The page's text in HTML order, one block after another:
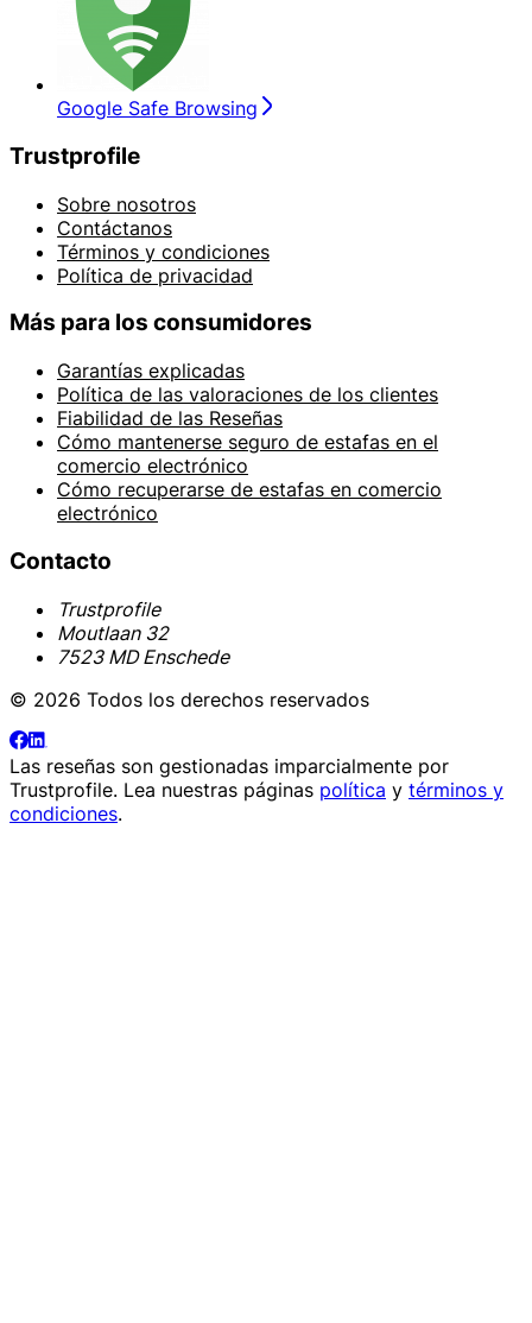
Google Safe Browsing
Trustprofile
Sobre nosotros
Contáctanos
Términos y condiciones
Política de privacidad
Más para los consumidores
Garantías explicadas
Política de las valoraciones de los clientes
Fiabilidad de las Reseñas
Cómo mantenerse seguro de estafas en el
comercio electrónico
Cómo recuperarse de estafas en comercio
electrónico
Contacto
Trustprofile
Moutlaan 32
7523 MD Enschede
© 2026 Todos los derechos reservados
Las reseñas son gestionadas imparcialmente por
Trustprofile. Lea nuestras páginas política y términos y
condiciones.